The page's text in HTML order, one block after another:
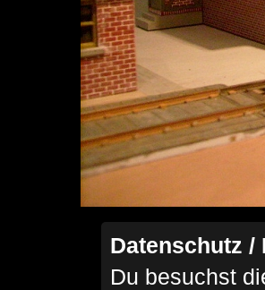
Datenschutz /
Du besuchst